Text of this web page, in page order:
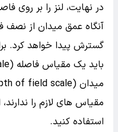
در نهایت، لنز را بر روی
آنگاه عمق میدان از نصف
گسترش پیدا خواهد کرد.
مقیاس های لازم را
استفاده کنید.